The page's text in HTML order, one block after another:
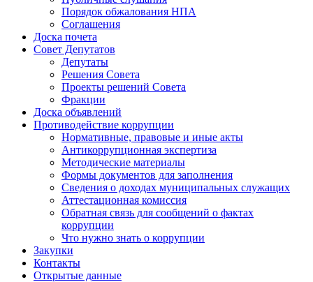
Порядок обжалования НПА
Соглашения
Доска почета
Совет Депутатов
Депутаты
Решения Совета
Проекты решений Совета
Фракции
Доска объявлений
Противодействие коррупции
Нормативные, правовые и иные акты
Антикоррупционная экспертиза
Методические материалы
Формы документов для заполнения
Сведения о доходах муниципальных служащих
Аттестационная комиссия
Обратная связь для сообщений о фактах
коррупции
Что нужно знать о коррупции
Закупки
Контакты
Открытые данные